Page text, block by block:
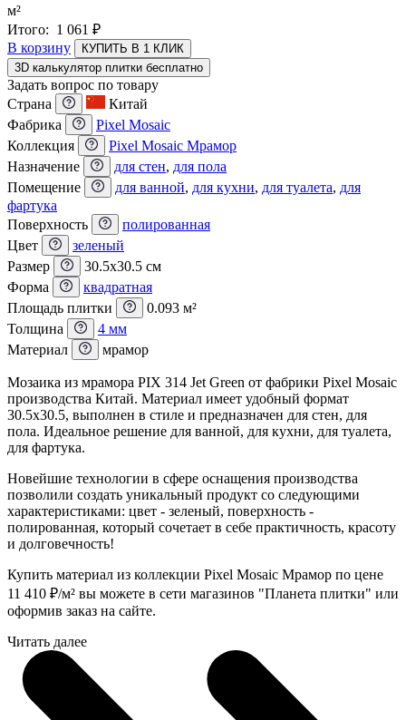
м²
Итого: 1 061 ₽
В корзину
КУПИТЬ В 1 КЛИК
3D калькулятор плитки бесплатно
Задать вопрос по товару
Страна
Китай
Фабрика
Pixel Mosaic
Коллекция
Pixel Mosaic Мрамор
Назначение
для стен, для пола
Помещение
для ванной, для кухни, для туалета, для
фартука
Поверхность
полированная
Цвет
зеленый
Размер
30.5x30.5 см
Форма
квадратная
Площадь плитки
0.093 м²
Толщина
4 мм
Материал
мрамор
Мозаика из мрамора PIX 314 Jet Green от фабрики Pixel Mosaic
производства Китай. Материал имеет удобный формат
30.5x30.5, выполнен в стиле и предназначен для стен, для
пола. Идеальное решение для ванной, для кухни, для туалета,
для фартука.
Новейшие технологии в сфере оснащения производства
позволили создать уникальный продукт со следующими
характеристиками: цвет - зеленый, поверхность -
полированная, который сочетает в себе практичность, красоту
и долговечность!
Купить материал из коллекции Pixel Mosaic Мрамор по цене
11 410 ₽/м² вы можете в сети магазинов "Планета плитки" или
оформив заказ на сайте.
Читать далее